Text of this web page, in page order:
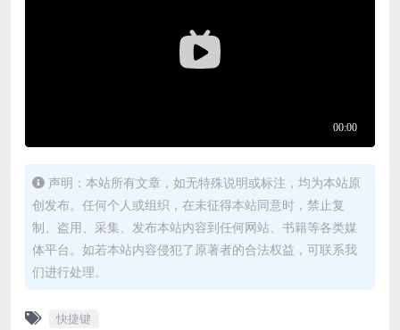
声明：本站所有文章，如无特殊说明或标注，均为本站原
创发布。任何个人或组织，在未征得本站同意时，禁止复
制、盗用、采集、发布本站内容到任何网站、书籍等各类媒
体平台。如若本站内容侵犯了原著者的合法权益，可联系我
们进行处理。
快捷键